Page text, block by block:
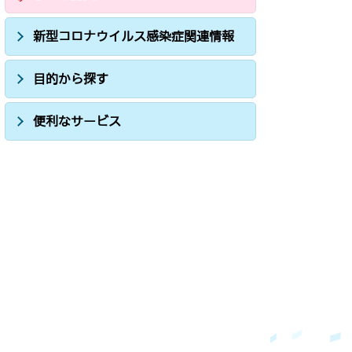
新型コロナウイルス感染症関連情報
目的から探す
便利なサービス